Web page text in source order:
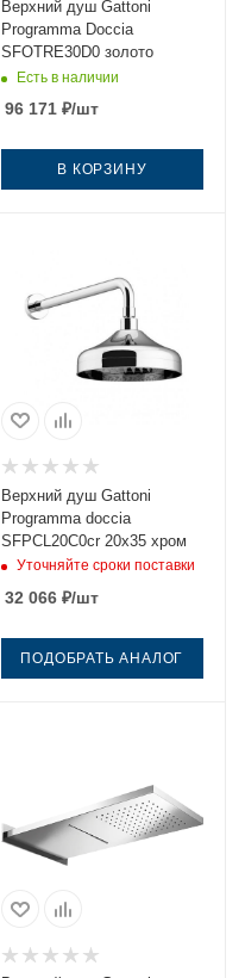
Верхний душ Gattoni
Programma Doccia
SFOTRE30D0 золото
Есть в наличии
96 171₽/шт
В КОРЗИНУ
Верхний душ Gattoni
Programma doccia
SFPCL20C0cr 20х35 хром
Уточняйте сроки поставки
32 066₽/шт
ПОДОБРАТЬ АНАЛОГ